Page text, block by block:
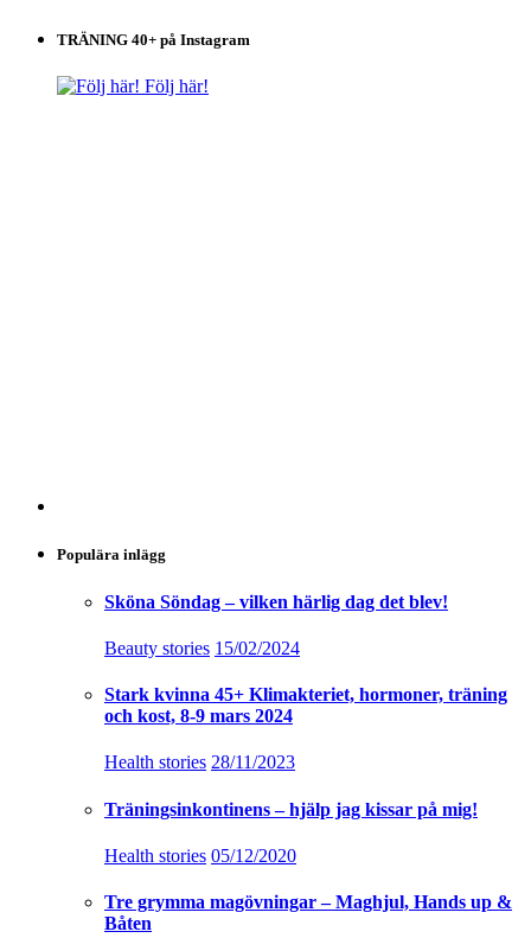
TRÄNING 40+ på Instagram
Följ här!
Populära inlägg
Sköna Söndag – vilken härlig dag det blev!
Beauty stories 15/02/2024
Stark kvinna 45+ Klimakteriet, hormoner, träning
och kost, 8-9 mars 2024
Health stories 28/11/2023
Träningsinkontinens – hjälp jag kissar på mig!
Health stories 05/12/2020
Tre grymma magövningar – Maghjul, Hands up &
Båten